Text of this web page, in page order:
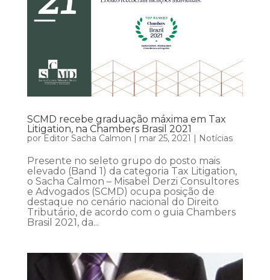
SCMD recebe graduação máxima em Tax
Litigation, na Chambers Brasil 2021
por Editor Sacha Calmon mar 25, 2021 Notícias
Presente no seleto grupo do posto mais
elevado (Band 1) da categoria Tax Litigation,
o Sacha Calmon – Misabel Derzi Consultores
e Advogados (SCMD) ocupa posição de
destaque no cenário nacional do Direito
Tributário, de acordo com o guia Chambers
Brasil 2021, da...